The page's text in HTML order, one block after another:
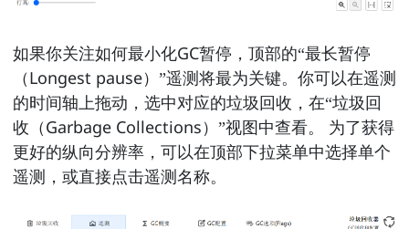
如果你关注如何最小化GC暂停，顶部的“最长暂停
（Longest pause）”遥测将最为关键。你可以在遥测
的时间轴上拖动，选中对应的垃圾回收，在“垃圾回
收（Garbage Collections）”视图中查看。 为了获得
更好的纵向分辨率，可以在顶部下拉菜单中选择单个
遥测，或直接点击遥测名称。